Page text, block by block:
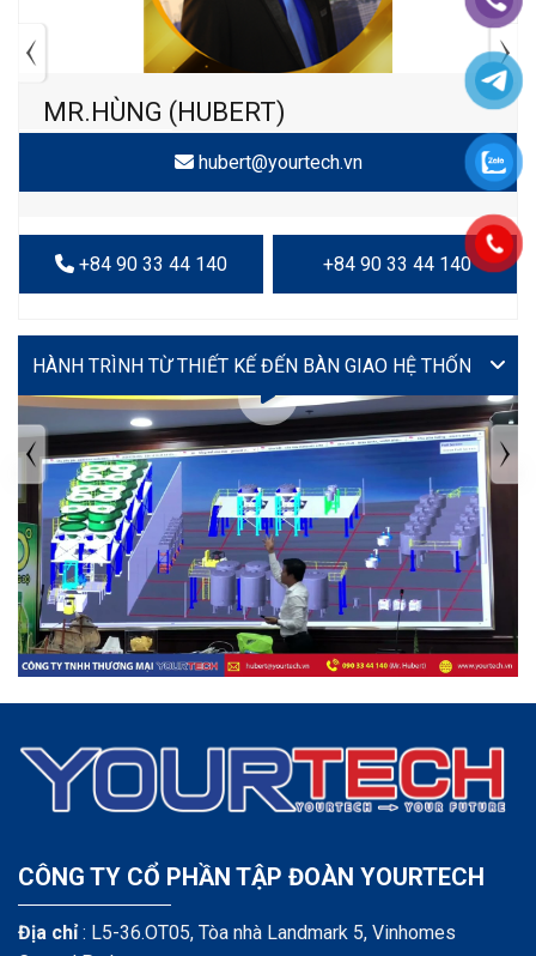
MR.HÙNG (HUBERT)
hubert@yourtech.vn
+84 90 33 44 140 +84 90 33 44 140
VIDEO
TIN TỨC MỚI NHẤT
Tuyển dụng: Nhân viên KẾ TOÁN
CÔNG TY CỔ PHẦN TẬP ĐOÀN YOURTECH
Địa chỉ: L5-36.OT05, Tòa nhà Landmark 5, Vinhomes